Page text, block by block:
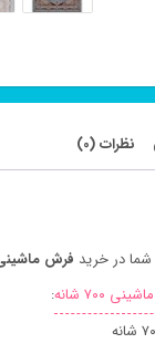
نظرات (0)
در خرید فرش ماشینی ۸ رنگ طرح آریا مهر آبی
۷۰۰ شانه
: